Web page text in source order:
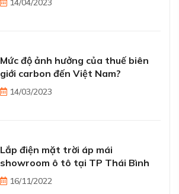
Mức độ ảnh hưởng của thuế biên
giới carbon đến Việt Nam?
14/03/2023
Lắp điện mặt trời áp mái
showroom ô tô tại TP Thái Bình
16/11/2022